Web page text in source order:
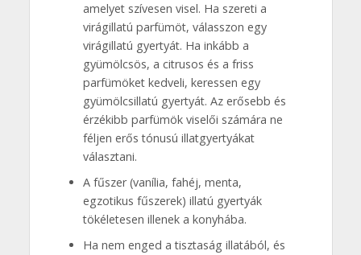
amelyet szívesen visel. Ha szereti a
virágillatú parfümöt, válasszon egy
virágillatú gyertyát. Ha inkább a
gyümölcsös, a citrusos és a friss
parfümöket kedveli, keressen egy
gyümölcsillatú gyertyát. Az erősebb és
érzékibb parfümök viselői számára ne
féljen erős tónusú illatgyertyákat
választani.
A fűszer (vanília, fahéj, menta,
egzotikus fűszerek) illatú gyertyák
tökéletesen illenek a konyhába.
Ha nem enged a tisztaság illatából, és